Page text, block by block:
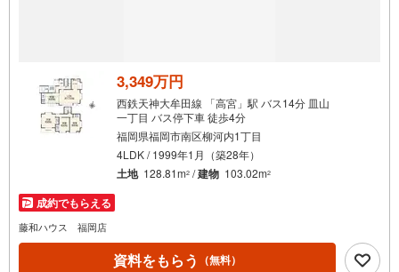
3,349万円
西鉄天神大牟田線 「高宮」駅 バス14分 皿山
一丁目 バス停下車 徒歩4分
福岡県福岡市南区柳河内1丁目
4LDK / 1999年1月（築28年）
土地 128.81m2 /建物 103.02m2
成約でもらえる
藤和ハウス 福岡店
資料をもらう （無料）